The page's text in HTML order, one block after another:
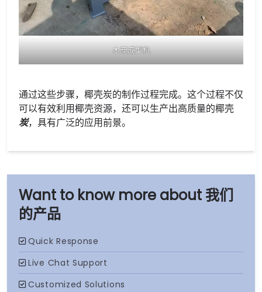
我们
的产品
木炭成型机
通过这些步骤，椰壳炭的制作过程完成。这个过程不仅
可以有效利用椰壳资源，还可以生产出高质量的椰壳
炭，具有广泛的应用前景。